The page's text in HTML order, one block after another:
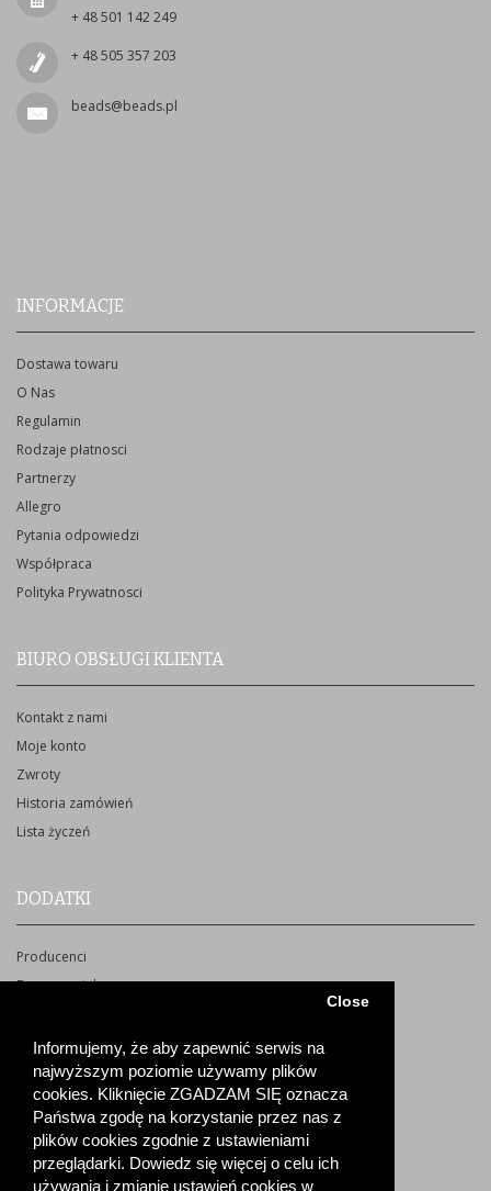
Informujemy, że aby zapewnić serwis na
najwyższym poziomie używamy plików
cookies. Kliknięcie ZGADZAM SIĘ oznacza
Państwa zgodę na korzystanie przez nas z
plików cookies zgodnie z ustawieniami
przeglądarki. Dowiedz się więcej o celu ich
używania i zmianie ustawień cookies w
Close
+ 48 501 142 249
+ 48 505 357 203
beads@beads.pl
INFORMACJE
Dostawa towaru
O Nas
Regulamin
Rodzaje płatnosci
Partnerzy
Allegro
Pytania odpowiedzi
Współpraca
Polityka Prywatnosci
BIURO OBSŁUGI KLIENTA
Kontakt z nami
Moje konto
Zwroty
Historia zamówień
Lista życzeń
DODATKI
Producenci
Bon upominkowy
Promocje
Subskrypcja/rezygnacja z newsletter
Mapa strony